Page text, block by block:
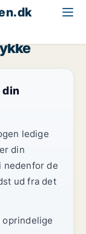
din
ledige
din
de
ud fra det
oprindelige